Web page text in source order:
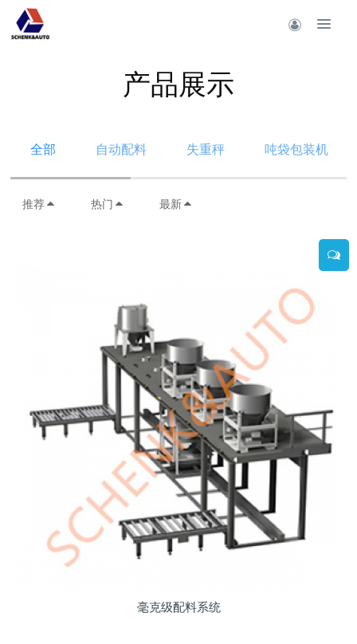
产品展示
全部 自动配料 失重秤 吨袋包装机
推荐 热门 最新
毫克级配料系统